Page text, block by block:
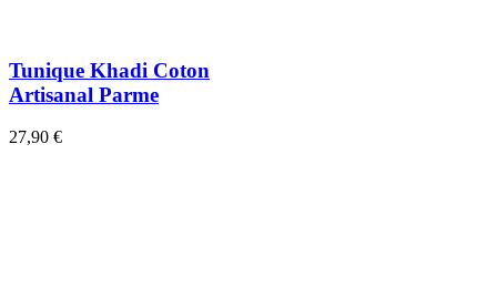
Tunique Khadi Coton
Artisanal Parme
27,90 €